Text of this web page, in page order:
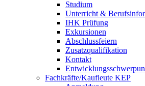
Studium
Unterricht &
IHK Prüfung
Exkursionen
Abschlussfeiern
Zusatzqualifikation
Kontakt
Fachkräfte/Kaufleute KEP